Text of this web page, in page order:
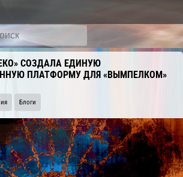
СОЗДАЛА ЕДИНУЮ
ПЛАТФОРМУ ДЛЯ «ВЫМПЕЛКОМ»
Блоги